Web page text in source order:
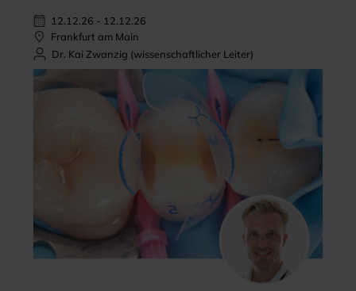
12.12.26 - 12.12.26
Frankfurt am Main
Dr. Kai Zwanzig (wissenschaftlicher Leiter)